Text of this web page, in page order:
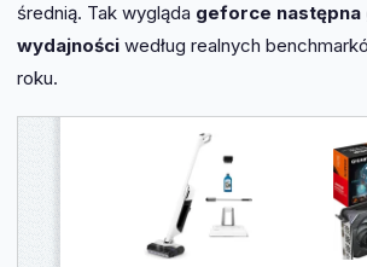
średnią. Tak wygląda geforce następna
wydajności według realnych
roku.